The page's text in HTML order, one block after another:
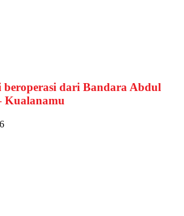
beroperasi dari Bandara Abdul
Kualanamu